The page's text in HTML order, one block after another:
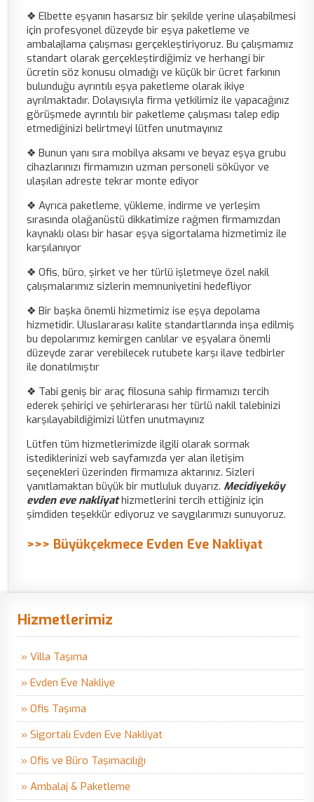
❖ Elbette eşyanın hasarsız bir şekilde yerine ulaşabilmesi
için profesyonel düzeyde bir eşya paketleme ve
ambalajlama çalışması gerçekleştiriyoruz. Bu çalışmamız
standart olarak gerçekleştirdiğimiz ve herhangi bir
ücretin söz konusu olmadığı ve küçük bir ücret farkının
bulunduğu ayrıntılı eşya paketleme olarak ikiye
ayrılmaktadır. Dolayısıyla firma yetkilimiz ile yapacağınız
görüşmede ayrıntılı bir paketleme çalışması talep edip
etmediğinizi belirtmeyi lütfen unutmayınız
❖ Bunun yanı sıra mobilya aksamı ve beyaz eşya grubu
cihazlarınızı firmamızın uzman personeli söküyor ve
ulaşılan adreste tekrar monte ediyor
❖ Ayrıca paketleme, yükleme, indirme ve yerleşim
sırasında olağanüstü dikkatimize rağmen firmamızdan
kaynaklı olası bir hasar eşya sigortalama hizmetimiz ile
karşılanıyor
❖ Ofis, büro, şirket ve her türlü işletmeye özel nakil
çalışmalarımız sizlerin memnuniyetini hedefliyor
❖ Bir başka önemli hizmetimiz ise eşya depolama
hizmetidir. Uluslararası kalite standartlarında inşa edilmiş
bu depolarımız kemirgen canlılar ve eşyalara önemli
düzeyde zarar verebilecek rutubete karşı ilave tedbirler
ile donatılmıştır
❖ Tabi geniş bir araç filosuna sahip firmamızı tercih
ederek şehiriçi ve şehirlerarası her türlü nakil talebinizi
karşılayabildiğimizi lütfen unutmayınız
Lütfen tüm hizmetlerimizde ilgili olarak sormak
istediklerinizi web sayfamızda yer alan iletişim
seçenekleri üzerinden firmamıza aktarınız. Sizleri
yanıtlamaktan büyük bir mutluluk duyarız. Mecidiyeköy
evden eve nakliyathizmetlerini tercih ettiğiniz için
şimdiden teşekkür ediyoruz ve saygılarımızı sunuyoruz.
>>> Büyükçekmece Evden Eve Nakliyat
Hizmetlerimiz
» Villa Taşıma
» Evden Eve Nakliye
» Ofis Taşıma
» Sigortalı Evden Eve Nakliyat
» Ofis ve Büro Taşımacılığı
» Ambalaj & Paketleme